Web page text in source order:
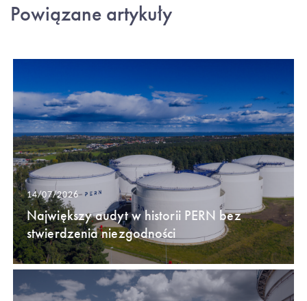
Powiązane artykuły
14/07/2026
Największy audyt w historii PERN bez
stwierdzenia niezgodności